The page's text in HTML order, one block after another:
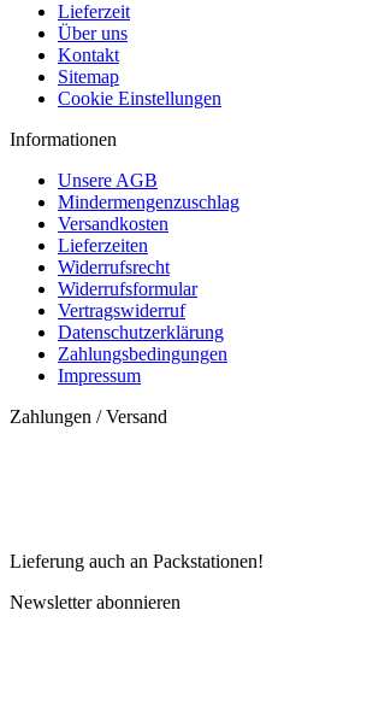
Lieferzeit
Über uns
Kontakt
Sitemap
Cookie Einstellungen
Informationen
Unsere AGB
Mindermengenzuschlag
Versandkosten
Lieferzeiten
Widerrufsrecht
Widerrufsformular
Vertragswiderruf
Datenschutzerklärung
Zahlungsbedingungen
Impressum
Zahlungen / Versand
Lieferung auch an Packstationen!
Newsletter abonnieren